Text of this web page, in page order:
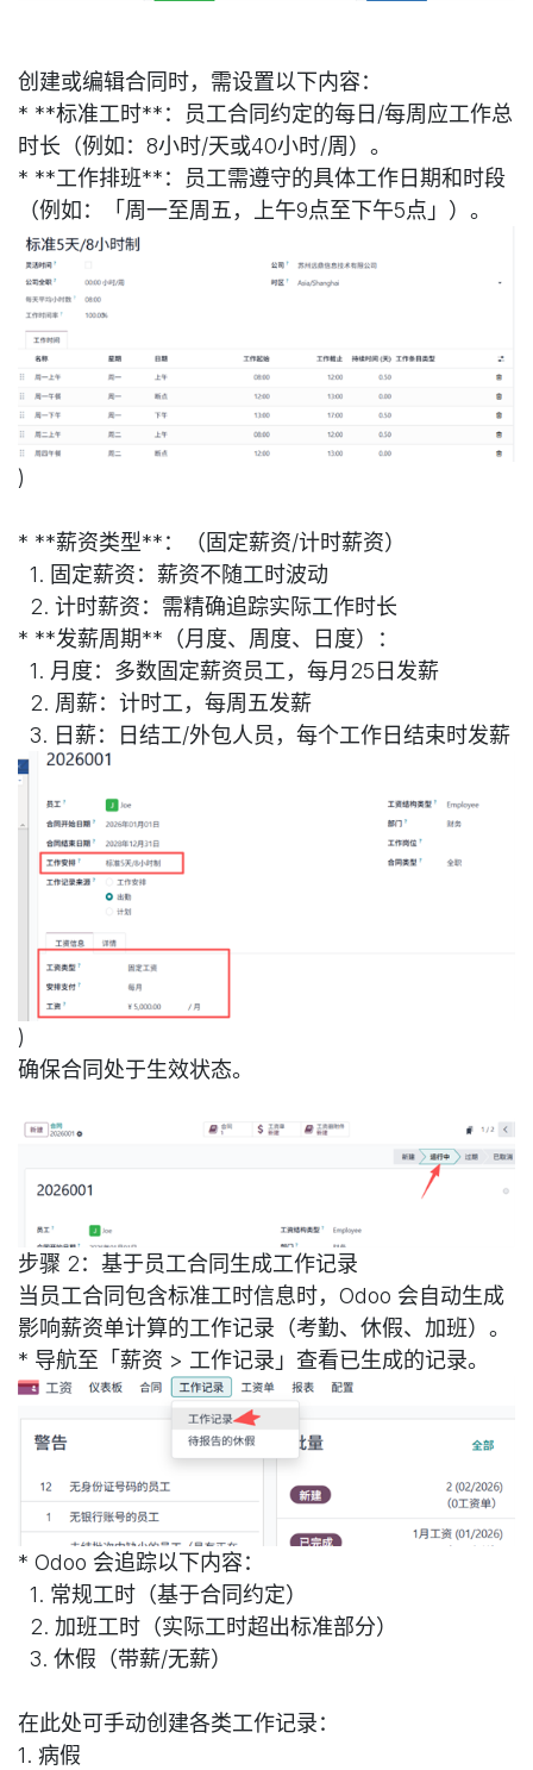
创建或编辑合同时，需设置以下内容：
* **标准工时**：员工合同约定的每日/每周应工作总
时长（例如：8小时/天或40小时/周）。
* **工作排班**：员工需遵守的具体工作日期和时段
（例如：「周一至周五，上午9点至下午5点」）。
)
* **薪资类型**：（固定薪资/计时薪资）
1. 固定薪资：薪资不随工时波动
2. 计时薪资：需精确追踪实际工作时长
* **发薪周期**（月度、周度、日度）：
1. 月度：多数固定薪资员工，每月25日发薪
2. 周薪：计时工，每周五发薪
3. 日薪：日结工/外包人员，每个工作日结束时发薪
)
确保合同处于生效状态。
步骤 2：基于员工合同生成工作记录
当员工合同包含标准工时信息时，Odoo 会自动生成
影响薪资单计算的工作记录（考勤、休假、加班）。
* 导航至「薪资 > 工作记录」查看已生成的记录。
* Odoo 会追踪以下内容：
1. 常规工时（基于合同约定）
2. 加班工时（实际工时超出标准部分）
3. 休假（带薪/无薪）
在此处可手动创建各类工作记录：
1. 病假